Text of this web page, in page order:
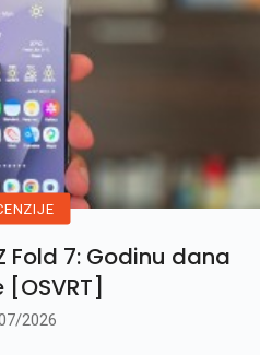
Fold 7: Godinu dana
2026